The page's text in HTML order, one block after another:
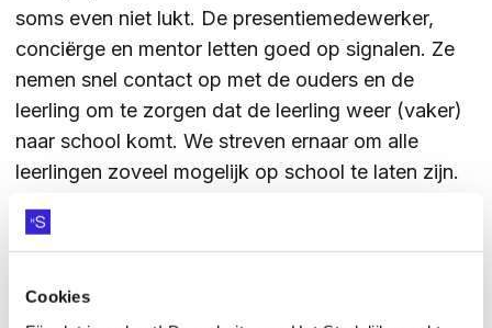
Cookies
soms even niet lukt. De presentiemedewerker,
conciërge en mentor letten goed op signalen. Ze
nemen snel contact op met de ouders en de
leerling om te zorgen dat de leerling weer (vaker)
naar school komt. We streven ernaar om alle
leerlingen zoveel mogelijk op school te laten zijn.